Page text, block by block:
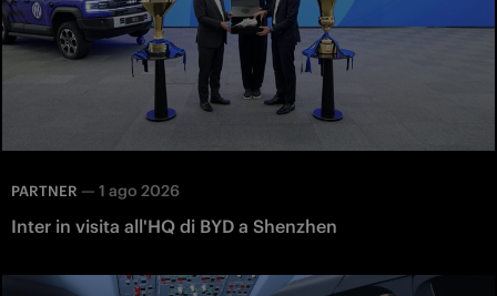
PARTNER — 1 ago 2026
Inter in visita all'HQ di BYD a Shenzhen